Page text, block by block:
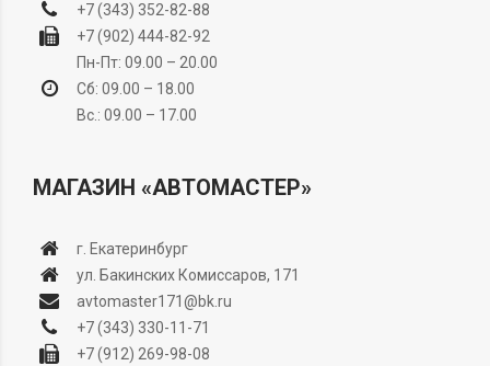
+7 (343) 352-82-88
+7 (902) 444-82-92
Пн-Пт: 09.00 – 20.00
Сб: 09.00 – 18.00
Вс.: 09.00 – 17.00
МАГАЗИН «АВТОМАСТЕР»
г. Екатеринбург
ул. Бакинских Комиссаров, 171
avtomaster171@bk.ru
+7 (343) 330-11-71
+7 (912) 269-98-08